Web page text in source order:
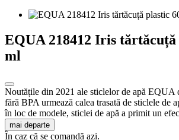
EQUA 218412 Iris tărtăcuță
ml
Noutățile din 2021 ale sticlelor de apă EQUA
fără BPA urmează calea trasată de sticlele de
în loc de modele, sticlei de apă a primit un
mai departe
În caz că se comandă azi.